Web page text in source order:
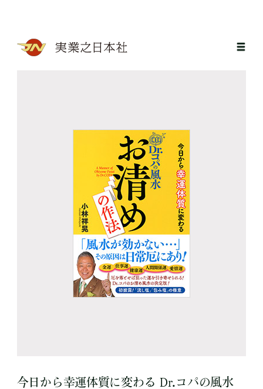
今日から幸運体質に変わる Dr.コパの風水